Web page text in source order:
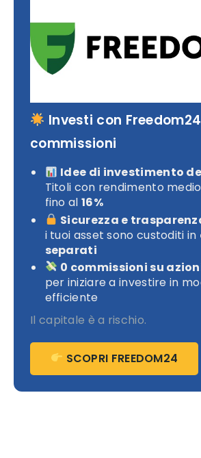
Investi con
commissioni
Idee di investimento
Titoli con rendimento
fino al 16%
Sicurezza e
i tuoi asset sono custoditi in
separati
0 commissioni su
per iniziare a investire in
efficiente
Il capitale è a rischio.
SCOPRI FREEDOM24